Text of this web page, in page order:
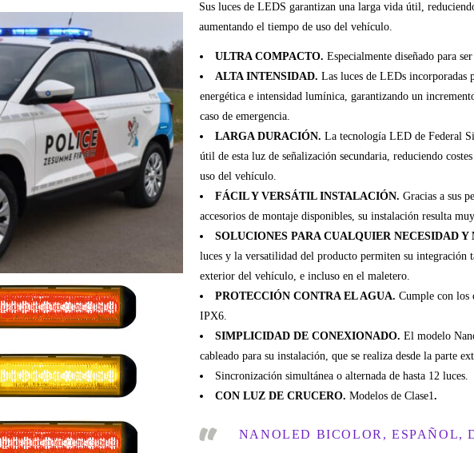
Sus luces de LEDS garantizan una larga vida útil,
aumentando el tiempo de uso del vehículo.
ULTRA COMPACTO. Especialmente diseñado para
ALTA INTENSIDAD. Las luces de LEDs incorporadas
energética e intensidad lumínica, garantizando un
caso de emergencia.
LARGA DURACIÓN. La tecnología LED de Federal
útil de esta luz de señalización secundaria, reduciendo
uso del vehículo.
FÁCIL Y VERSÁTIL INSTALACIÓN. Gracias a sus
accesorios de montaje disponibles, su instalación resulta
SOLUCIONES PARA CUALQUIER NECESIDAD Y
luces y la versatilidad del producto permiten su
exterior del vehículo, e incluso en el maletero.
PROTECCIÓN CONTRA EL AGUA. Cumple con los
IPX6.
SIMPLICIDAD DE CONEXIONADO. El modelo
cableado para su instalación, que se realiza desde la parte
Sincronización simultánea o alternada de hasta 12 luces.
CON LUZ DE CRUCERO. Modelos de Clase1.
NANOLED BICOLOR, ESPAÑOL,